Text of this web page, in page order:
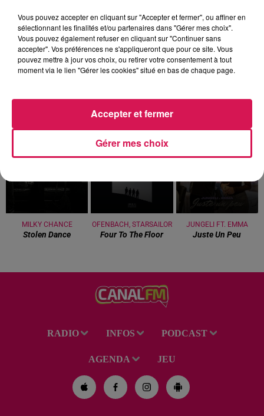
Le samedi, de 22H à 23H, On commence la session Club'In
Canal fm avec X.N.S.O.
MILKY CHANCE
Stolen Dance
15h24
15h24
OFENBACH, STARSAILOR
Four To The Floor
JUNGELI FT. EMMA
Juste Un Peu
RADIO INFOS PODCAST
AGENDA JEU
Vous pouvez accepter en cliquant sur "Accepter et fermer", ou affiner en
sélectionnant les finalités et/ou partenaires dans "Gérer mes choix".
Vous pouvez également refuser en cliquant sur "Continuer sans
accepter". Vos préférences ne s'appliqueront que pour ce site. Vous
pouvez mettre à jour vos choix, ou retirer votre consentement à tout
moment via le lien "Gérer les cookies" situé en bas de chaque page.
Gérer mes choix
Accepter et fermer